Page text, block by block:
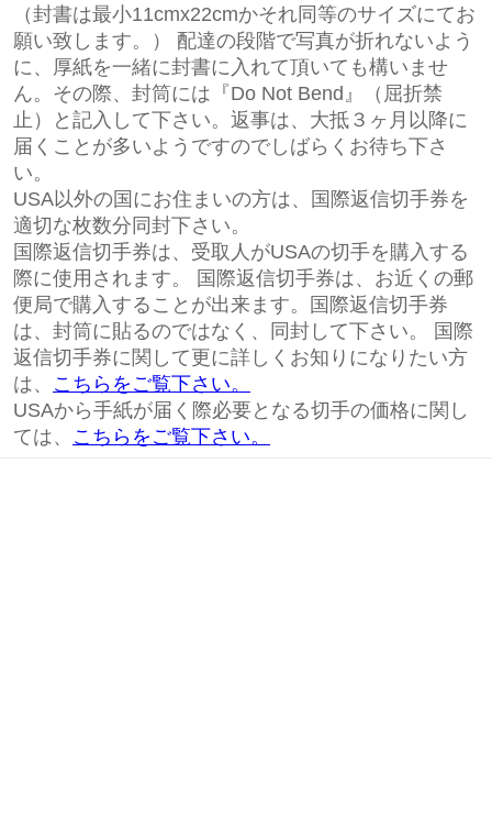
（封書は最小11cmx22cmかそれ同等のサイズにてお
願い致します。） 配達の段階で写真が折れないよう
に、厚紙を一緒に封書に入れて頂いても構いませ
ん。その際、封筒には『Do Not Bend』（屈折禁
止）と記入して下さい。返事は、大抵３ヶ月以降に
届くことが多いようですのでしばらくお待ち下さ
い。
USA以外の国にお住まいの方は、国際返信切手券を
適切な枚数分同封下さい。
国際返信切手券は、受取人がUSAの切手を購入する
際に使用されます。 国際返信切手券は、お近くの郵
便局で購入することが出来ます。国際返信切手券
は、封筒に貼るのではなく、同封して下さい。 国際
返信切手券に関して更に詳しくお知りになりたい方
は、 こちらをご覧下さい。
USAから手紙が届く際必要となる切手の価格に関し
ては、 こちらをご覧下さい。